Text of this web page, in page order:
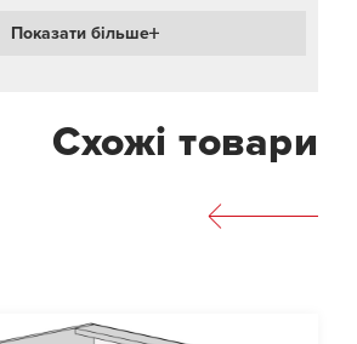
Показати більше
Схожі товари